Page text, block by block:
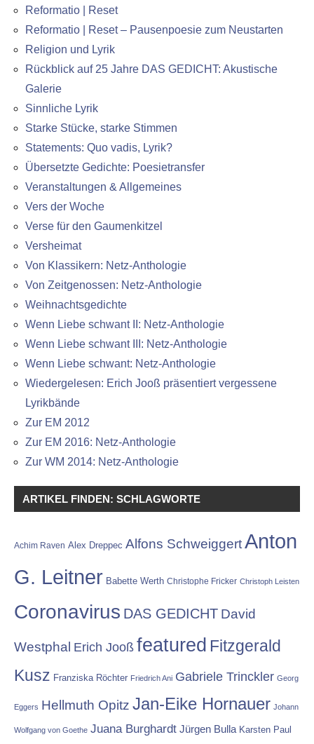
Reformatio | Reset
Reformatio | Reset – Pausenpoesie zum Neustarten
Religion und Lyrik
Rückblick auf 25 Jahre DAS GEDICHT: Akustische
Galerie
Sinnliche Lyrik
Starke Stücke, starke Stimmen
Statements: Quo vadis, Lyrik?
Übersetzte Gedichte: Poesietransfer
Veranstaltungen & Allgemeines
Vers der Woche
Verse für den Gaumenkitzel
Versheimat
Von Klassikern: Netz-Anthologie
Von Zeitgenossen: Netz-Anthologie
Weihnachtsgedichte
Wenn Liebe schwant II: Netz-Anthologie
Wenn Liebe schwant III: Netz-Anthologie
Wenn Liebe schwant: Netz-Anthologie
Wiedergelesen: Erich Jooß präsentiert vergessene
Lyrikbände
Zur EM 2012
Zur EM 2016: Netz-Anthologie
Zur WM 2014: Netz-Anthologie
ARTIKEL FINDEN: SCHLAGWORTE
Achim Raven Alex Dreppec Alfons SchweiggertAnton
G. Leitner Babette Werth Christophe Fricker Christoph Leisten
Coronavirus DAS GEDICHT David
Westphal Erich Jooß featured Fitzgerald
Kusz Franziska Röchter Friedrich Ani Gabriele Trinckler Georg
Eggers Hellmuth Opitz Jan-Eike Hornauer Johann
Wolfgang von Goethe Juana Burghardt Jürgen Bulla Karsten Paul